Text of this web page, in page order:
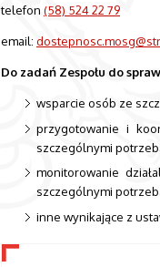
telefon (58) 524 22 79
email:
Do zadań Zespołu do
wsparcie osób ze
przygotowanie i
szczególnymi
monitorowanie
szczególnymi
inne wynikające z